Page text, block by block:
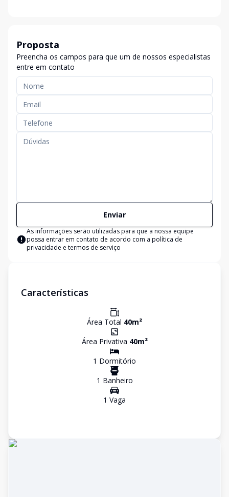
Proposta
Preencha os campos para que um de nossos especialistas
entre em contato
Enviar
As informações serão utilizadas para que a nossa equipe
possa entrar em contato de acordo com a política de
privacidade e termos de serviço
Características
Área Total 40m²
Área Privativa 40m²
1 Dormitório
1 Banheiro
1 Vaga